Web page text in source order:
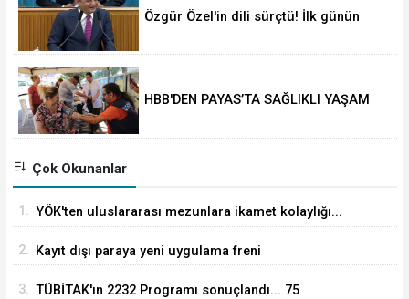
Özgür Özel'in dili sürçtü! İlk günün
HBB'DEN PAYAS’TA SAĞLIKLI YAŞAM
Çok Okunanlar
1. YÖK'ten uluslararası mezunlara ikamet kolaylığı...
2. Kayıt dışı paraya yeni uygulama freni
3. TÜBİTAK'ın 2232 Programı sonuçlandı... 75